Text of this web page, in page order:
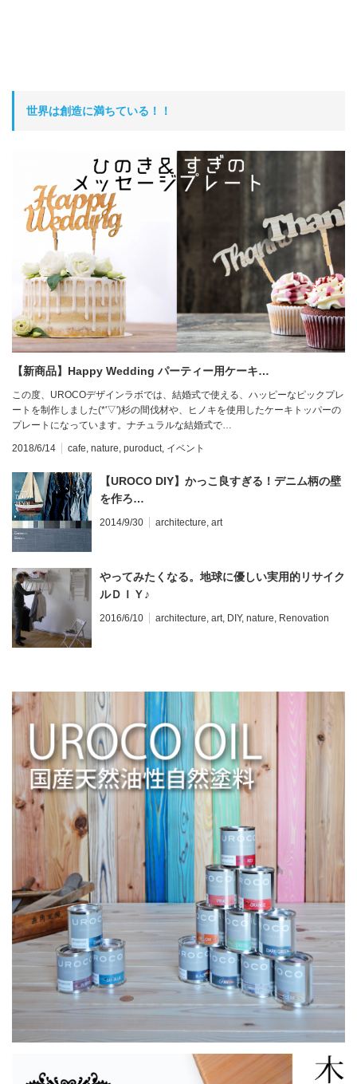
世界は創造に満ちている！！
【新商品】Happy Wedding パーティー用ケーキ…
この度、UROCOデザインラボでは、結婚式で使える、ハッピーなピックプレ
ートを制作しました(*'▽')杉の間伐材や、ヒノキを使用したケーキトッパーの
プレートになっています。ナチュラルな結婚式で…
2018/6/14 cafe, nature, puroduct, イベント
【UROCO DIY】かっこ良すぎる！デニム柄の壁
を作ろ…
2014/9/30 architecture, art
やってみたくなる。地球に優しい実用的リサイク
ルＤＩＹ♪
2016/6/10 architecture, art, DIY, nature, Renovation